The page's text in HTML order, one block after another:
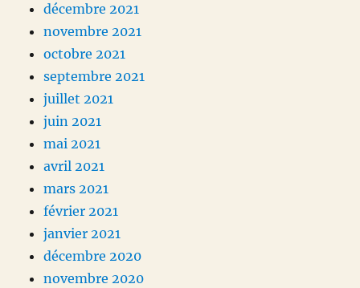
décembre 2021
novembre 2021
octobre 2021
septembre 2021
juillet 2021
juin 2021
mai 2021
avril 2021
mars 2021
février 2021
janvier 2021
décembre 2020
novembre 2020